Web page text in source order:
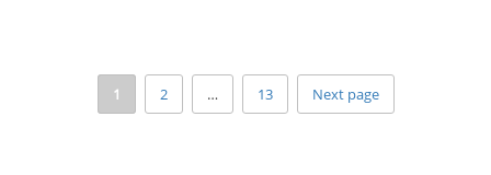
1 2 … 13 Next page